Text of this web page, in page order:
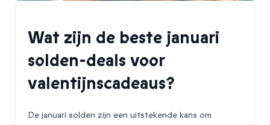
Wat zijn de beste januari
solden-deals voor
valentijnscadeaus?
De januari solden zijn een uitstekende kans om